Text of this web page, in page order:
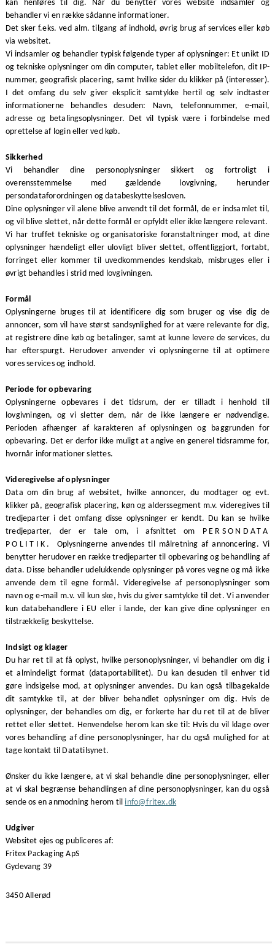
kan henføres til dig. Når du benytter vores website indsamler og
behandler vi en række sådanne informationer.
Det sker f.eks. ved alm. tilgang af indhold, øvrig brug af services eller køb
via websitet.
Vi indsamler og behandler typisk følgende typer af oplysninger: Et unikt ID
og tekniske oplysninger om din computer, tablet eller mobiltelefon, dit IP-
nummer, geografisk placering, samt hvilke sider du klikker på (interesser).
I det omfang du selv giver eksplicit samtykke hertil og selv indtaster
informationerne behandles desuden: Navn, telefonnummer, e-mail,
adresse og betalingsoplysninger. Det vil typisk være i forbindelse med
oprettelse af login eller ved køb.
Sikkerhed
Vi behandler dine personoplysninger sikkert og fortroligt i
overensstemmelse med gældende lovgivning, herunder
persondataforordningen og databeskyttelsesloven.
Dine oplysninger vil alene blive anvendt til det formål, de er indsamlet til,
og vil blive slettet, når dette formål er opfyldt eller ikke længere relevant.
Vi har truffet tekniske og organisatoriske foranstaltninger mod, at dine
oplysninger hændeligt eller ulovligt bliver slettet, offentliggjort, fortabt,
forringet eller kommer til uvedkommendes kendskab, misbruges eller i
øvrigt behandles i strid med lovgivningen.
Formål
Oplysningerne bruges til at identificere dig som bruger og vise dig de
annoncer, som vil have størst sandsynlighed for at være relevante for dig,
at registrere dine køb og betalinger, samt at kunne levere de services, du
har efterspurgt. Herudover anvender vi oplysningerne til at optimere
vores services og indhold.
Periode for opbevaring
Oplysningerne opbevares i det tidsrum, der er tilladt i henhold til
lovgivningen, og vi sletter dem, når de ikke længere er nødvendige.
Perioden afhænger af karakteren af oplysningen og baggrunden for
opbevaring. Det er derfor ikke muligt at angive en generel tidsramme for,
hvornår informationer slettes.
Videregivelse af oplysninger
Data om din brug af websitet, hvilke annoncer, du modtager og evt.
klikker på, geografisk placering, køn og alderssegment m.v. videregives til
tredjeparter i det omfang disse oplysninger er kendt. Du kan se hvilke
tredjeparter, der er tale om, i afsnittet om PERSONDATA
POLITIK. Oplysningerne anvendes til målretning af annoncering. Vi
benytter herudover en række tredjeparter til opbevaring og behandling af
data. Disse behandler udelukkende oplysninger på vores vegne og må ikke
anvende dem til egne formål. Videregivelse af personoplysninger som
navn og e-mail m.v. vil kun ske, hvis du giver samtykke til det. Vi anvender
kun databehandlere i EU eller i lande, der kan give dine oplysninger en
tilstrækkelig beskyttelse.
Indsigt og klager
Du har ret til at få oplyst, hvilke personoplysninger, vi behandler om dig i
et almindeligt format (dataportabilitet). Du kan desuden til enhver tid
gøre indsigelse mod, at oplysninger anvendes. Du kan også tilbagekalde
dit samtykke til, at der bliver behandlet oplysninger om dig. Hvis de
oplysninger, der behandles om dig, er forkerte har du ret til at de bliver
rettet eller slettet. Henvendelse herom kan ske til: Hvis du vil klage over
vores behandling af dine personoplysninger, har du også mulighed for at
tage kontakt til Datatilsynet.
Ønsker du ikke længere, at vi skal behandle dine personoplysninger, eller
at vi skal begrænse behandlingen af dine personoplysninger, kan du også
sende os en anmodning herom til info@fritex.dk
Udgiver
Websitet ejes og publiceres af:
Fritex Packaging ApS
Gydevang 39
3450 Allerød